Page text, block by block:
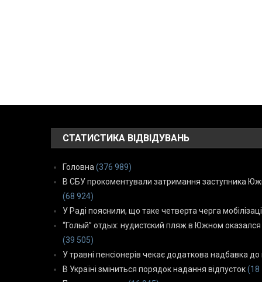
СТАТИСТИКА ВІДВІДУВАНЬ
Головна (376 989)
В СБУ прокоментували затримання заступника
(68 924)
У Раді пояснили, що таке четверта черга
“Голый” отдых: нудистский пляж в Южном
(39 505)
У травні пенсіонерів чекає додаткова надбавка до
В Україні зміниться порядок надання відпусток (18